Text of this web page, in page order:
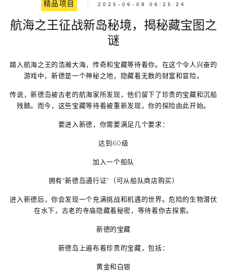
精品项目 2025-06-08 06:25:24
航海之王征战新岛秘境，揭秘藏宝图之
谜
踏入航海之王的浩瀚大海，传奇和宝藏等待着你。在这个令人兴奋的
游戏中，新德是一个神秘之地，隐藏着无数的财富和冒险。
传说，新德岛被古老的航海家所发现，他们留下了珍贵的宝藏和沉船
残骸。而今，这些宝藏等待着被重新发现，你的探险由此开始。
要进入新德，你需要满足几个要求：
达到60级
加入一个船队
拥有“新德岛通行证”（可从船队商店购买）
进入新德后，你会发现一个充满挑战和机遇的世界。危险的生物潜伏
在水下，古老的寺庙隐藏着秘密，等待着你去探索。
新德的宝藏
新德岛上遍布着珍贵的宝藏，包括：
黄金和白银